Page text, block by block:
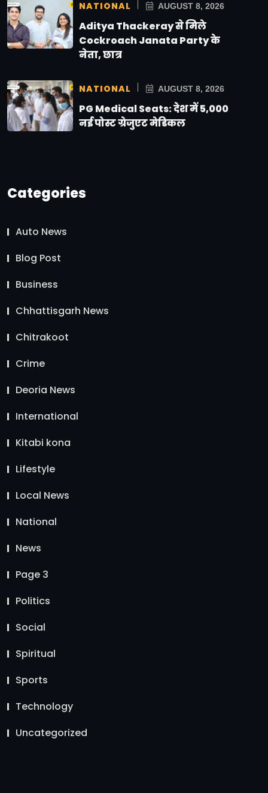
NATIONAL AUGUST 8, 2026
Aditya Thackeray से मिले
Cockroach Janata Party के
नेता, छात्र
NATIONAL AUGUST 8, 2026
PG Medical Seats: देश में 5,000
नई पोस्ट ग्रेजुएट मेडिकल
Categories
Auto News
Blog Post
Business
Chhattisgarh News
Chitrakoot
Crime
Deoria News
International
Kitabi kona
Lifestyle
Local News
National
News
Page 3
Politics
Social
Spiritual
Sports
Technology
Uncategorized